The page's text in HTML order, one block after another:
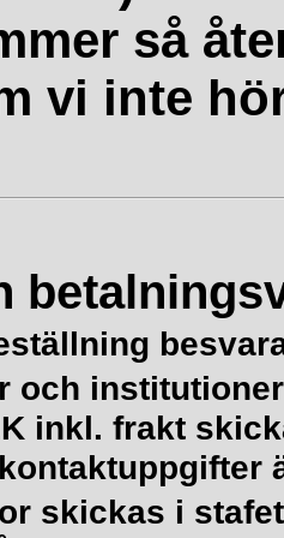
så
vi inte
och
inkl. frakt
skickas i